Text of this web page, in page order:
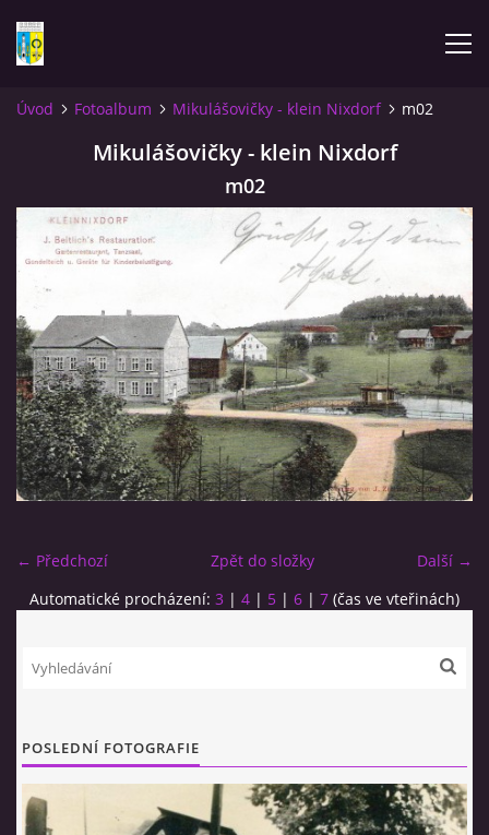
FOTOALBUM
KOMENTÁŘE
KONTAKT
KNIHA MIKULÁŠOVICE - NIXDORF
Úvod Fotoalbum Mikulášovičky - klein Nixdorf m02
Mikulášovičky - klein Nixdorf
m02
← Předchozí Další →
Zpět do složky
Automatické procházení: 3 | 4 | 5 | 6 | 7 (čas ve vteřinách)
POSLEDNÍ FOTOGRAFIE